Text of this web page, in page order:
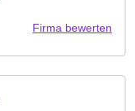
Firma bewerten